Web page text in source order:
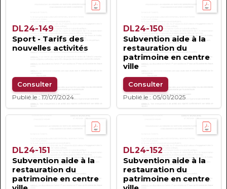
DL24-149
Sport - Tarifs des
nouvelles activités
Consulter
Publié le : 17/07/2024
DL24-150
Subvention aide à la
restauration du
patrimoine en centre
ville
Consulter
Publié le : 05/01/2025
DL24-151
Subvention aide à la
restauration du
patrimoine en centre
DL24-152
Subvention aide à la
restauration du
patrimoine en centre